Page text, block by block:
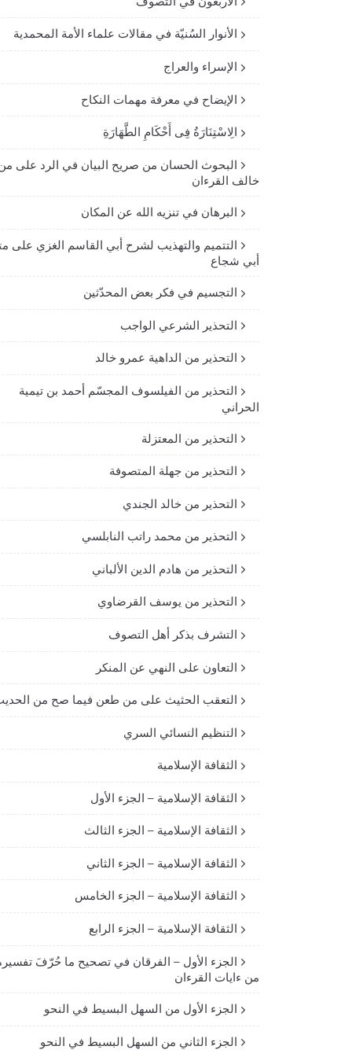
الأنوار السُنيّة في مقالات علماء الأمة المحمدية
الإسراء والعراج
الإيضاح في معرفة مهمات النكاح
الِاسْتِنَارَةُ فِى أَحْكَامِ الطَّهَارَةِ
البحوث الحسان من صريح البيان في الرد على
خالف القرءان
البرهان في تنزيه الله عن المكان
التتميم والتهذيب لشرح أبي القاسم الغزي على
أبي شجاع
التجسيم في فكر بعض المحدّثين
التحذير الشرعي الواجب
التحذير من الداهية عمرو خالد
التحذير من الفيلسوف المجسّم أحمد بن تيمية
الحراني
التحذير من المعتزلة
التحذير من جهلة المتصوفة
التحذير من خالد الجندي
التحذير من محمد راتب النابلسي
التحذير من هادم الدين الألباني
التحذير من يوسف القرضاوي
التشرف بذكر أهل التصوف
التعاون على النهي عن المنكر
التعقب الحثيث على من طعن فيما صح من
التنظيم النسائي السري
الثقافة الإسلامية
الثقافة الإسلامية – الجزء الأول
الثقافة الإسلامية – الجزء الثالث
الثقافة الإسلامية – الجزء الثاني
الثقافة الإسلامية – الجزء الخامس
الثقافة الإسلامية – الجزء الرابع
الجزء الأول – الفرقان في تصحيح ما حُرّفَ
من ءايات القرءان
الجزء الأول من السهل البسيط في النحو
الجزء الثاني من السهل البسيط في النحو